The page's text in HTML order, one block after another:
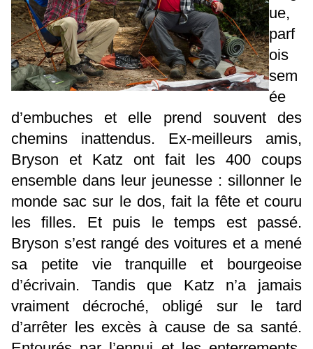
ue,
parf
ois
sem
ée
d’embuches et elle prend souvent des
chemins inattendus. Ex-meilleurs amis,
Bryson et Katz ont fait les 400 coups
ensemble dans leur jeunesse : sillonner le
monde sac sur le dos, fait la fête et couru
les filles. Et puis le temps est passé.
Bryson s’est rangé des voitures et a mené
sa petite vie tranquille et bourgeoise
d’écrivain. Tandis que Katz n’a jamais
vraiment décroché, obligé sur le tard
d’arrêter les excès à cause de sa santé.